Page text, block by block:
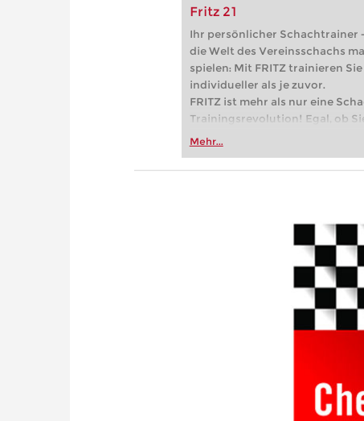
Fritz 21
Ihr persönlicher Schachtrainer
die Welt des Vereinsschachs
spielen: Mit FRITZ trainieren
individueller als je zuvor.
FRITZ ist mehr als nur eine
Trainingsrevolution! Egal, ob
Vereinsschachs machen oder
zuvor.
Mehr...